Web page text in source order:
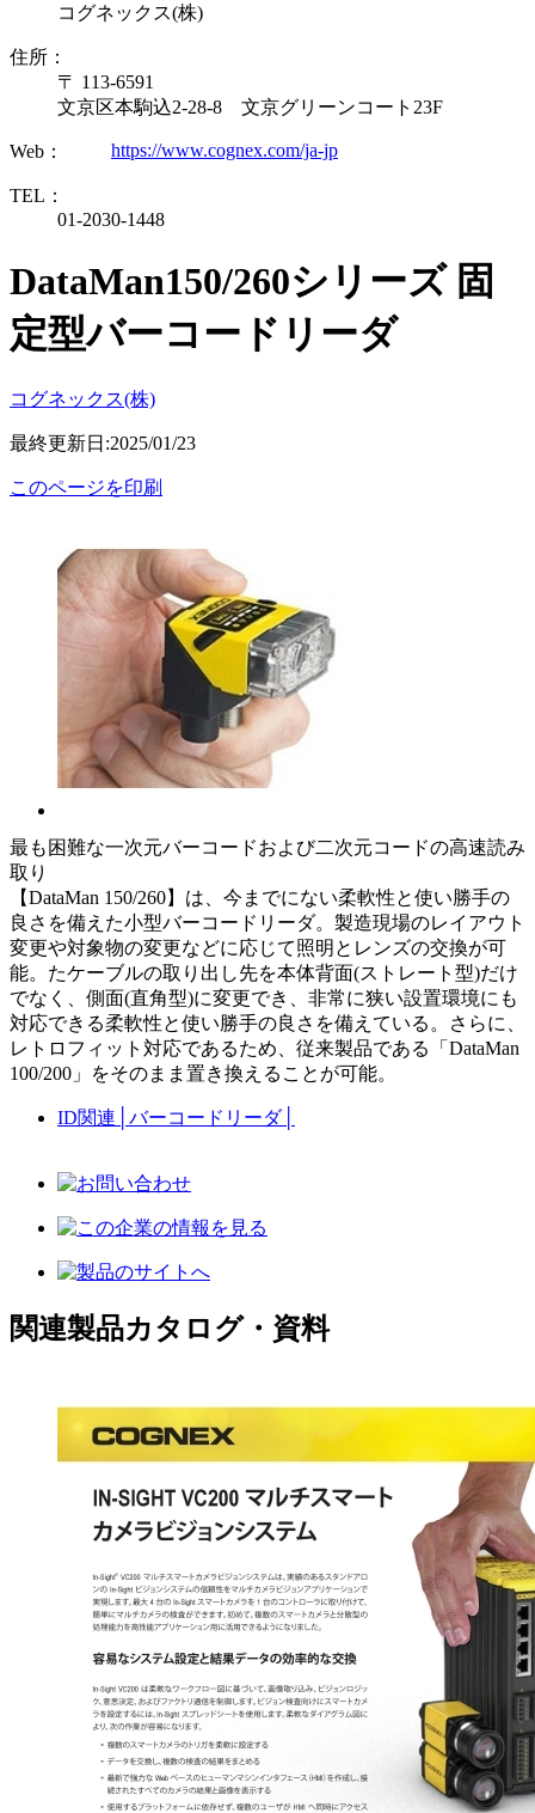
コグネックス(株)
住所：
〒 113-6591
文京区本駒込2-28-8 文京グリーンコート23F
Web： https://www.cognex.com/ja-jp
TEL：
01-2030-1448
DataMan150/260シリーズ 固
定型バーコードリーダ
コグネックス(株)
最終更新日:2025/01/23
このページを印刷
最も困難な一次元バーコードおよび二次元コードの高速読み
取り
【DataMan 150/260】は、今までにない柔軟性と使い勝手の
良さを備えた小型バーコードリーダ。製造現場のレイアウト
変更や対象物の変更などに応じて照明とレンズの交換が可
能。たケーブルの取り出し先を本体背面(ストレート型)だけ
でなく、側面(直角型)に変更でき、非常に狭い設置環境にも
対応できる柔軟性と使い勝手の良さを備えている。さらに、
レトロフィット対応であるため、従来製品である「DataMan
100/200」をそのまま置き換えることが可能。
ID関連 バーコードリーダ│
関連製品カタログ・資料